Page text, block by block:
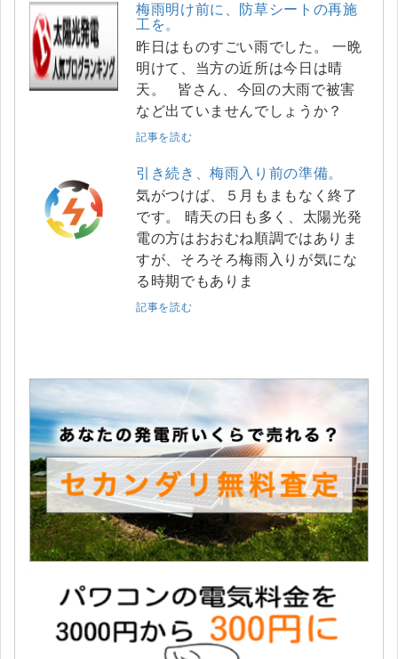
梅雨明け前に、防草シートの再施
工を。
昨日はものすごい雨でした。 一晩
明けて、当方の近所は今日は晴
天。 皆さん、今回の大雨で被害
など出ていませんでしょうか？
記事を読む
引き続き、梅雨入り前の準備。
気がつけば、５月もまもなく終了
です。 晴天の日も多く、太陽光発
電の方はおおむね順調ではありま
すが、そろそろ梅雨入りが気にな
る時期でもありま
記事を読む